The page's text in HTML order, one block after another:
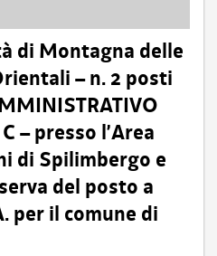
di Montagna delle
– n. 2 posti
– presso l’Area
di Spilimbergo e
del posto a
per il comune di